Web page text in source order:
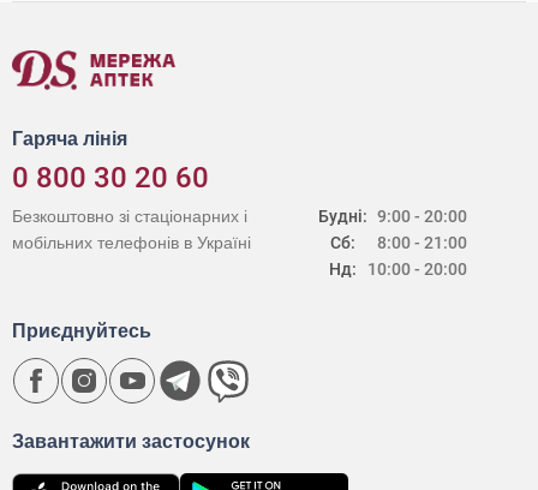
Гаряча лінія
0 800 30 20 60
Будні:
Сб:
Нд:
9:00 - 20:00
8:00 - 21:00
10:00 - 20:00
Безкоштовно зі стаціонарних і
мобільних телефонів в Україні
Завантажити застосунок
Приєднуйтесь